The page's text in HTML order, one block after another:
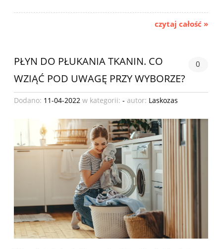
czytaj całość »
PŁYN DO PŁUKANIA TKANIN. CO
WZIĄĆ POD UWAGĘ PRZY WYBORZE?
0
Dodano: 11-04-2022 w kategorii: - autor: Laskozas